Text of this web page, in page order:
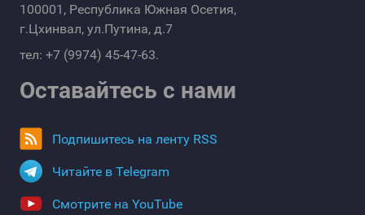
100001, Республика Южная Осетия,
г.Цхинвал, ул.Путина, д.7
тел: +7 (9974) 45-47-63.
Оставайтесь с нами
Подпишитесь на ленту RSS
Читайте в Telegram
Смотрите на YouTube